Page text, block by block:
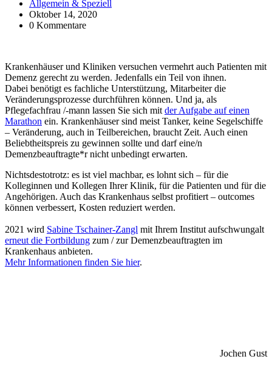
Allgemein & Speziell
Oktober 14, 2020
0 Kommentare
Krankenhäuser und Kliniken versuchen vermehrt auch Patienten mit
Demenz gerecht zu werden. Jedenfalls ein Teil von ihnen.
Dabei benötigt es fachliche Unterstützung, Mitarbeiter die
Veränderungsprozesse durchführen können. Und ja, als
Pflegefachfrau /-mann lassen Sie sich mit der Aufgabe auf einen
Marathon ein. Krankenhäuser sind meist Tanker, keine Segelschiffe
– Veränderung, auch in Teilbereichen, braucht Zeit. Auch einen
Beliebtheitspreis zu gewinnen sollte und darf eine/n
Demenzbeauftragte*r nicht unbedingt erwarten.
Nichtsdestotrotz: es ist viel machbar, es lohnt sich – für die
Kolleginnen und Kollegen Ihrer Klinik, für die Patienten und für die
Angehörigen. Auch das Krankenhaus selbst profitiert – outcomes
können verbessert, Kosten reduziert werden.
2021 wird Sabine Tschainer-Zangl mit Ihrem Institut aufschwungalt
erneut die Fortbildung zum / zur Demenzbeauftragten im
Krankenhaus anbieten.
Mehr Informationen finden Sie hier.
Jochen Gust